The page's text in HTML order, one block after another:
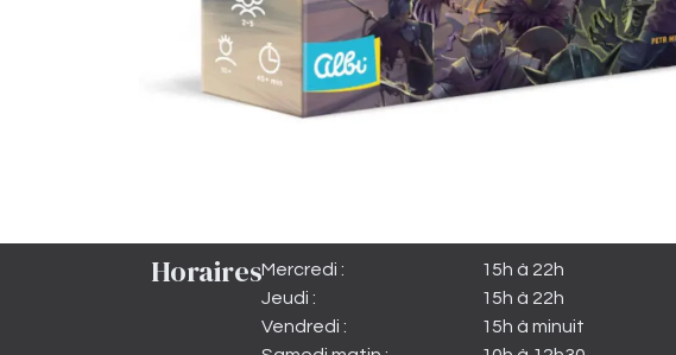
HorairesMercredi :
Jeudi :
Vendredi :
15h à 22h
15h à 22h
15h à minuit